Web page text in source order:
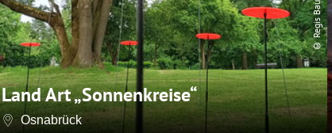
Land Art „Sonnenkreise“
Osnabrück